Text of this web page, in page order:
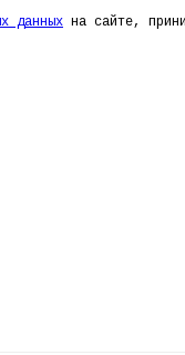
данных на сайте,